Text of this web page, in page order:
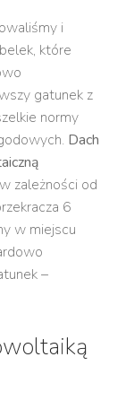
i
które
gatunek z
normy
Dach
zależności od
6
w miejscu
–